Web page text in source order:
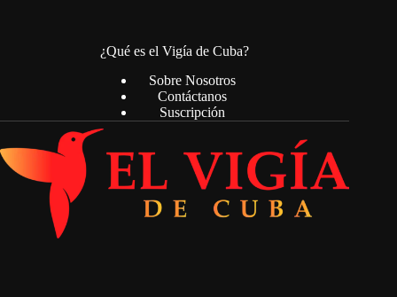
¿Qué es el Vigía de Cuba?
Sobre Nosotros
Contáctanos
Suscripción